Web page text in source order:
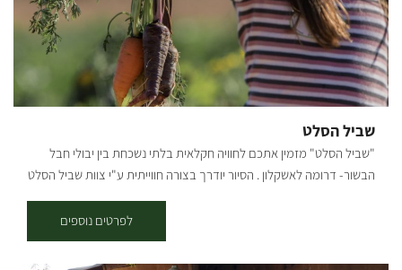
מצומת מגן, מצומת גילת. המעיינות נובעים במספר מוקדים והם נאגמים
לשורת ברכות מלאכותיות בלב הפארק ולברכות שכשוך. להנאת המטיילים
הוצבו מתקני שעשוע לילדים. אפשרות הבילוי בפארק וסביבתו מגוונות.
בכניסה לפארק כדאי להצטייד בדפדפת ומפה עם הסברים מפורטים. עליה
למצפור והליכה לאורך המעיינות מתאימה לכולם, כמובן שניתן לצאת
מדשאות ופינות צל לרוב. הפארק נושק למגוון מסלולים ברגל, ברכב
ובאופניים. ניתן ללון בפארק או באחד מהאורחנים באזור. בפארק שבילי
אופניים מסומנים. מחניון המוצא יוצאים שני שבילים טבעתיים האחד מסומן
שביל הסלט
"שביל הסלט" מזמין אתכם לחוויה חקלאית בלתי נשכחת בין יבולי חבל
הבשור- דרומה לאשקלון . הסיור יודרך בצורה חווייתית ע"י צוות שביל הסלט
שרי צבעוני - איך העגבנייה מטפסת למעלה ומה עושות שם דבורים ענקיות.
נבקר בחממת הייטק עם הדברה ביולוגית ונטעם מהפרי. מרוץ יוני דואר -
בעקבות סיפרו של מאיר שלו -"יונה ונער" נשמע על הסיפור המשפחתי
לפרטים נוספים